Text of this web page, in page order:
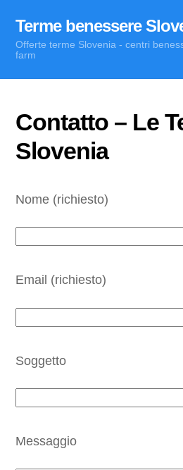
content
Terme benessere
Offerte terme Slovenia - centri
farm
Contatto – Le
Slovenia
Nome (richiesto)
Email (richiesto)
Soggetto
Messaggio